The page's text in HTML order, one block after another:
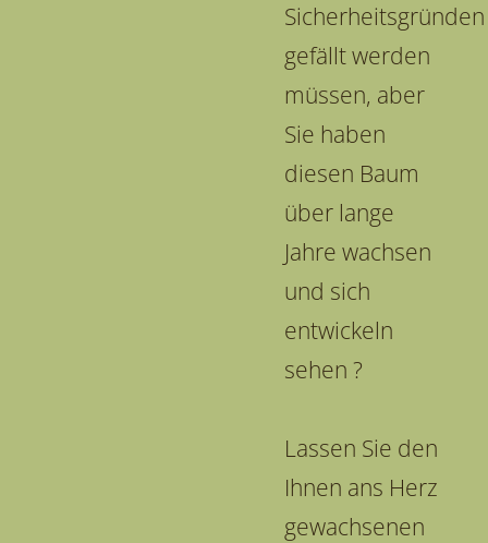
Sicherheitsgründen
gefällt werden
müssen, aber
Sie haben
diesen Baum
über lange
Jahre wachsen
und sich
entwickeln
sehen ?
Lassen Sie den
Ihnen ans Herz
gewachsenen